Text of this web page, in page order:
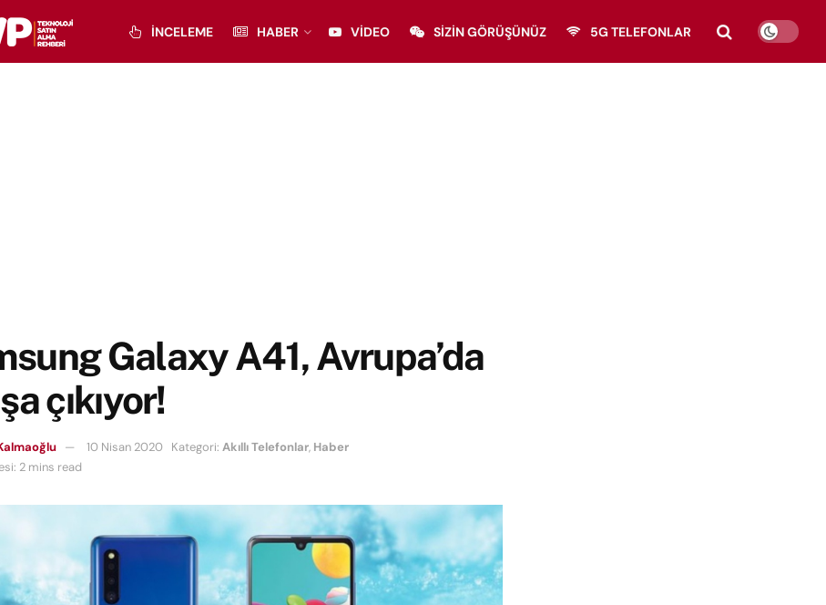
İNCELEME HABER VIDEO SIZIN GÖRÜŞÜNÜZ 5G TELEFONLAR
Galaxy A41, Avrupa’da
çıkıyor!
10 Nisan 2020 Kategori: Akıllı Telefonlar, Haber
2 mins read